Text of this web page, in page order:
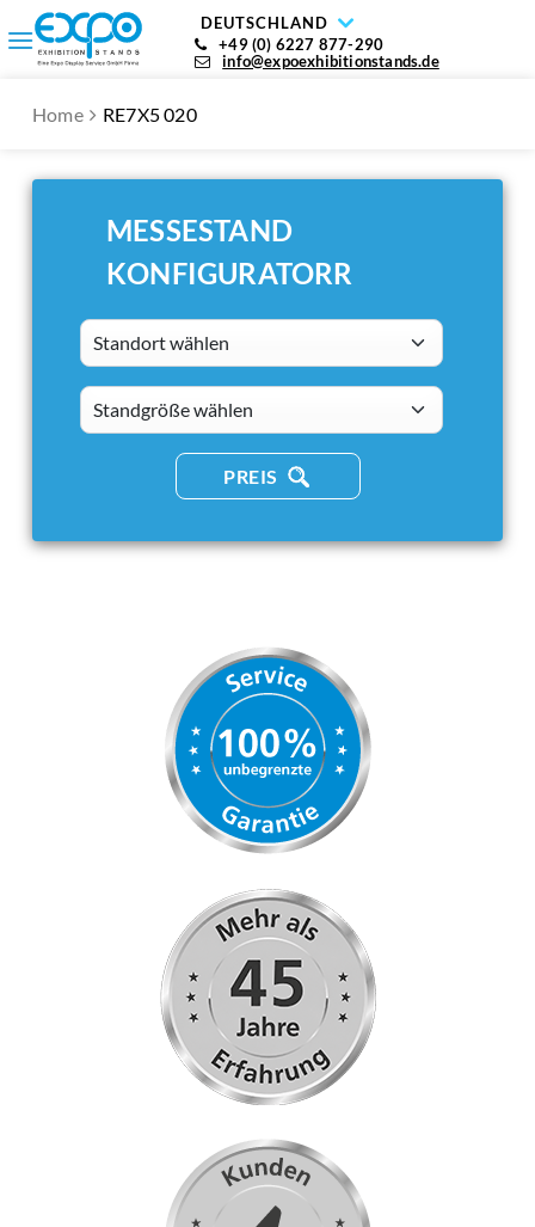
DEUTSCHLAND
+49 (0) 6227 877-290
info@expoexhibitionstands.de
Home RE7X5 020
MESSESTAND
KONFIGURATORR
Standort wählen
standsizes
PREIS